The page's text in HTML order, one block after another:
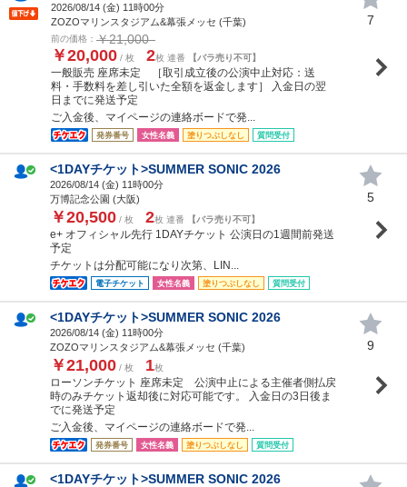
2026/08/14 (金) 11時00分
ZOZOマリンスタジアム&幕張メッセ (千葉)
前の価格： ￥21,000
￥20,000 / 枚 2枚 連番 【バラ売り不可】
一般販売 座席未定 ［取引成立後の公演中止対応：送
料・手数料を差し引いた全額を返金します］ 入金日の翌
日までに発送予定
ご入金後、マイページの連絡ボードで発...
発券番号 女性名義 塗りつぶしなし 質問受付
7
<1DAYチケット>SUMMER SONIC 2026
2026/08/14 (金) 11時00分
万博記念公園 (大阪)
￥20,500 / 枚 2枚 連番 【バラ売り不可】
e+ オフィシャル先行 1DAYチケット 公演日の1週間前発送
予定
チケットは分配可能になり次第、LIN...
電子チケット 女性名義 塗りつぶしなし 質問受付
5
<1DAYチケット>SUMMER SONIC 2026
2026/08/14 (金) 11時00分
ZOZOマリンスタジアム&幕張メッセ (千葉)
￥21,000 / 枚 1枚
ローソンチケット 座席未定 公演中止による主催者側払戻
時のみチケット返却後に対応可能です。 入金日の3日後ま
でに発送予定
ご入金後、マイページの連絡ボードで発...
発券番号 女性名義 塗りつぶしなし 質問受付
9
<1DAYチケット>SUMMER SONIC 2026